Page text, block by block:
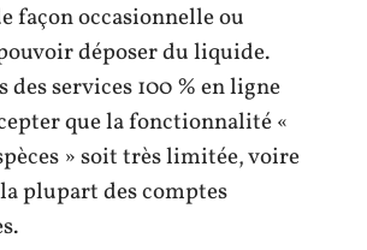
façon occasionnelle ou
déposer du liquide.
des services 100 % en ligne
que la fonctionnalité «
» soit très limitée, voire
plupart des comptes